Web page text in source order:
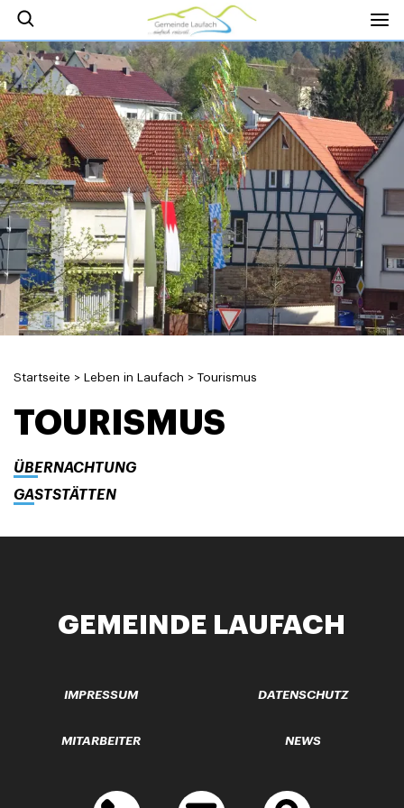
Startseite > Leben in Laufach > Tourismus
TOURISMUS
ÜBERNACHTUNG
GASTSTÄTTEN
GEMEINDE LAUFACH
IMPRESSUM DATENSCHUTZ
MITARBEITER NEWS